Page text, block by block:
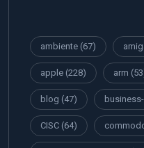
ambiente (67)
apple (228) arm
blog (47)
CISC (64)